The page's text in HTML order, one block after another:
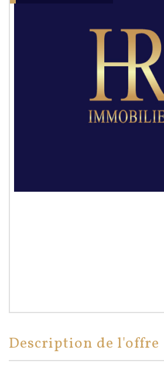
description de l'offre